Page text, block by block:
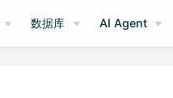
数据库 AI Agent